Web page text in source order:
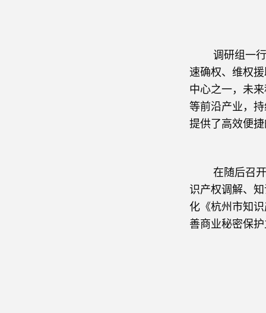
调研组一行实
速确权、维权
中心之一，未
等前沿产业，
提供了高效便捷
在随后召开的
识产权调解、
化《杭州市知
善商业秘密保